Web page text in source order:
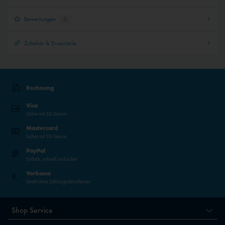
Bewertungen 0
Zubehör & Ersatzteile
Rechnung
Visa
Sicher mit 3D-Secure
Mastercard
Sicher mit 3D-Secure
PayPal
Einfach, schnell und sicher
Vorkasse
Direkt ohne Zahlungsdienstleister
Shop Service